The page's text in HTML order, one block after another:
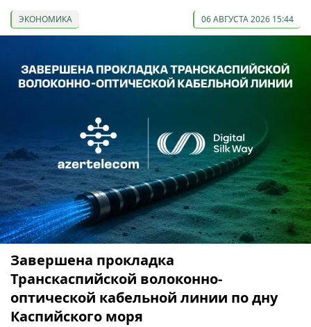
ЭКОНОМИКА 06 АВГУСТА 2026 15:44
Завершена прокладка
Транскаспийской волоконно-
оптической кабельной линии по дну
Каспийского моря